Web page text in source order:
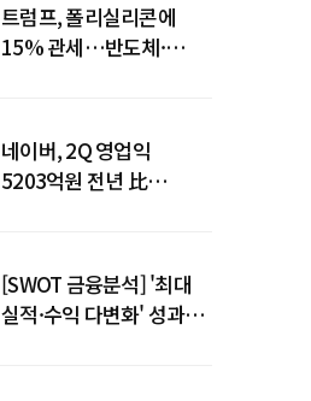
트럼프, 폴리실리콘에
15% 관세…반도체·
네이버, 2Q 영업익
5203억원 전년 比
[SWOT 금융분석] '최대
실적·수익 다변화' 성과…